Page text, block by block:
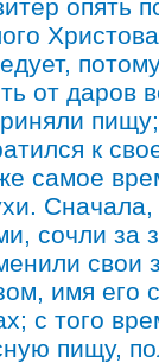
опять
от даров
к
самое
Сначала,
сочли за
свои
имя его
с того
пищу,